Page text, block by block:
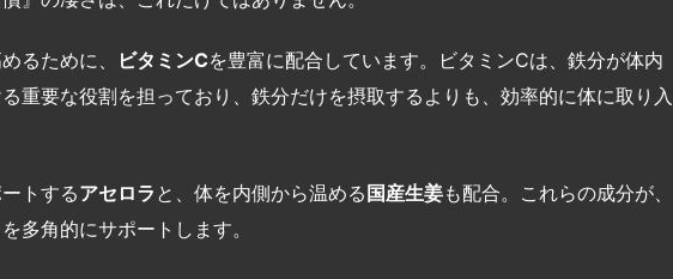
るために、 ビタミンCを豊富に配合しています。ビタミンCは、鉄分が体内
重要な役割を担っており、鉄分だけを摂取するよりも、効率的に体に取り入
トするアセロラ と、体を内側から温める国産生姜も配合。これらの成分が、
多角的にサポートします。